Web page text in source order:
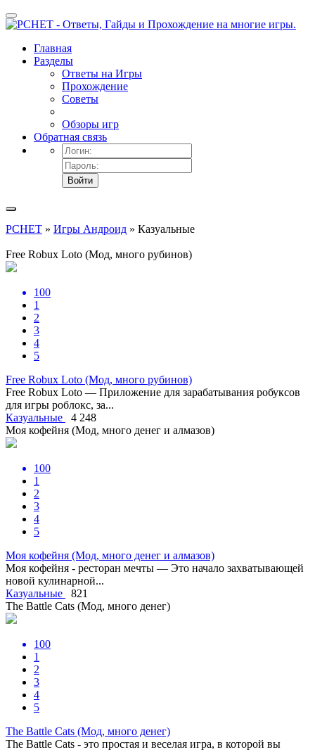
Главная
Разделы
Ответы на Игры
Прохождение
Советы
Обзоры игр
Обратная связь
Войти
PCHET » Игры Андроид » Казуальные
Free Robux Loto (Мод, много рубинов)
100
1
2
3
4
5
Free Robux Loto (Мод, много рубинов)
Free Robux Loto — Приложение для зарабатывания робуксов
для игры роблокс, за...
Казуальные
4 248
Моя кофейня (Мод, много денег и алмазов)
100
1
2
3
4
5
Моя кофейня (Мод, много денег и алмазов)
Моя кофейня - ресторан мечты — Это начало захватывающей
новой кулинарной...
Казуальные
821
The Battle Cats (Мод, много денег)
100
1
2
3
4
5
The Battle Cats (Мод, много денег)
The Battle Cats - это простая и веселая игра, в которой вы